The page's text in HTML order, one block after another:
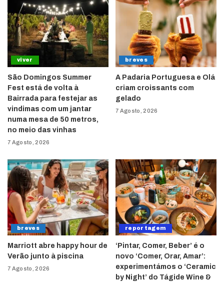
viver
São Domingos Summer
Fest está de volta à
Bairrada para festejar as
vindimas com um jantar
numa mesa de 50 metros,
no meio das vinhas
7 Agosto, 2026
breves
A Padaria Portuguesa e Olá
criam croissants com
gelado
7 Agosto, 2026
breves
Marriott abre happy hour de
Verão junto à piscina
7 Agosto, 2026
reportagem
‘Pintar, Comer, Beber’ é o
novo ‘Comer, Orar, Amar’:
experimentámos o ‘Ceramic
by Night’ do Tágide Wine &